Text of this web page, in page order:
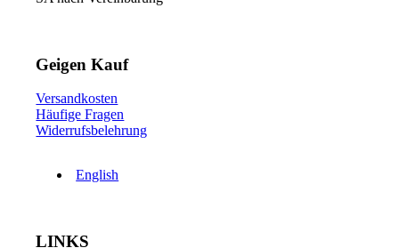
Geigen Kauf
Versandkosten
Häufige Fragen
Widerrufsbelehrung
English
LINKS